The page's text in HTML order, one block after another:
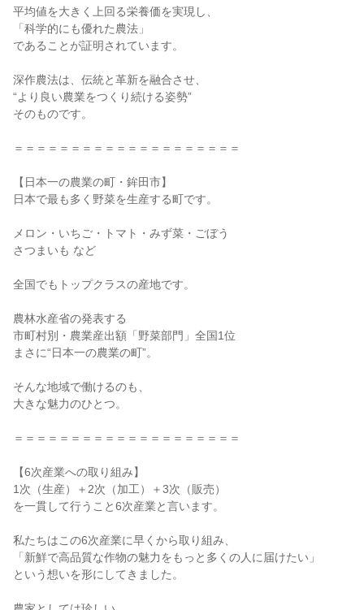
平均値を大きく上回る栄養価を実現し、
「科学的にも優れた農法」
であることが証明されています。
深作農法は、伝統と革新を融合させ、
“より良い農業をつくり続ける姿勢”
そのものです。
＝＝＝＝＝＝＝＝＝＝＝＝＝＝＝＝＝＝＝＝
【日本一の農業の町・鉾田市】
日本で最も多く野菜を生産する町です。
メロン・いちご・トマト・みず菜・ごぼう
さつまいも など
全国でもトップクラスの産地です。
農林水産省の発表する
市町村別・農業産出額「野菜部門」全国1位
まさに“日本一の農業の町”。
そんな地域で働けるのも、
大きな魅力のひとつ。
＝＝＝＝＝＝＝＝＝＝＝＝＝＝＝＝＝＝＝＝
【6次産業への取り組み】
1次（生産）＋2次（加工）＋3次（販売）
を一貫して行うこと6次産業と言います。
私たちはこの6次産業に早くから取り組み、
「新鮮で高品質な作物の魅力をもっと多くの人に届けたい」
という想いを形にしてきました。